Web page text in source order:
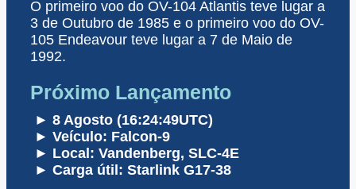
O primeiro voo do OV-104 Atlantis teve lugar a
3 de Outubro de 1985 e o primeiro voo do OV-
105 Endeavour teve lugar a 7 de Maio de
1992.
Próximo Lançamento
► 8 Agosto (16:24:49UTC)
► Veículo: Falcon-9
► Local: Vandenberg, SLC-4E
► Carga útil: Starlink G17-38